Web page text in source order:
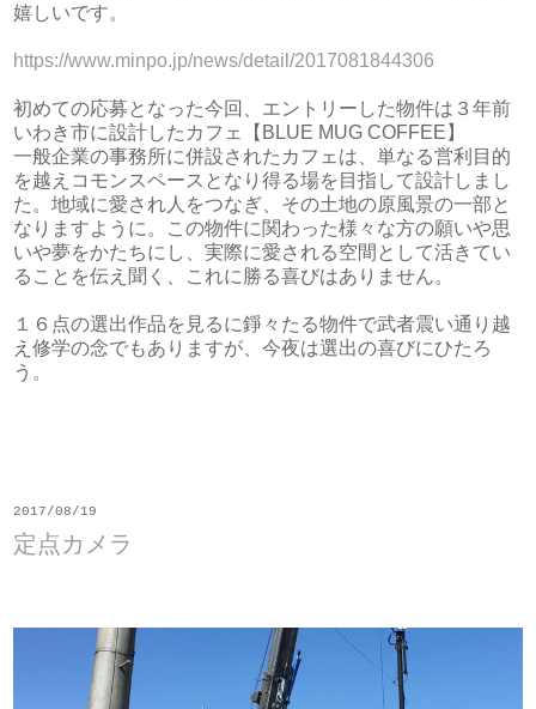
嬉しいです。
https://www.minpo.jp/news/detail/2017081844306
初めての応募となった今回、エントリーした物件は３年前
いわき市に設計したカフェ【BLUE MUG COFFEE】
一般企業の事務所に併設されたカフェは、単なる営利目的
を越えコモンスペースとなり得る場を目指して設計しまし
た。地域に愛され人をつなぎ、その土地の原風景の一部と
なりますように。この物件に関わった様々な方の願いや思
いや夢をかたちにし、実際に愛される空間として活きてい
ることを伝え聞く、これに勝る喜びはありません。
１６点の選出作品を見るに錚々たる物件で武者震い通り越
え修学の念でもありますが、今夜は選出の喜びにひたろ
う。
2017/08/19
定点カメラ